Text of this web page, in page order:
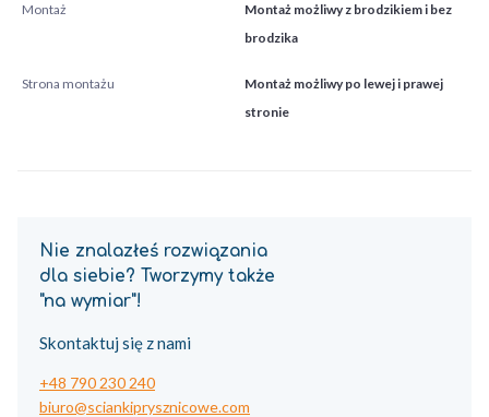
Montaż
Montaż możliwy z brodzikiem i bez
brodzika
Strona montażu
Montaż możliwy po lewej i prawej
stronie
Nie znalazłeś rozwiązania
dla siebie? Tworzymy także
"na wymiar"!
Skontaktuj się z nami
+48 790 230 240
biuro@sciankiprysznicowe.com